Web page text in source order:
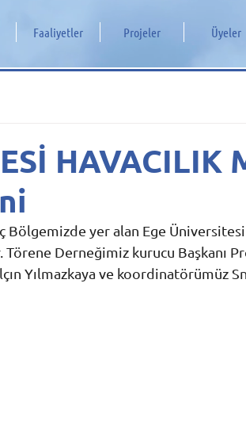
Faaliyetler Projeler Üyeler
HAVACILIK
yer alan Ege Üniversitesi
Derneğimiz kurucu Başkanı
Yılmazkaya ve koordinatörümüz